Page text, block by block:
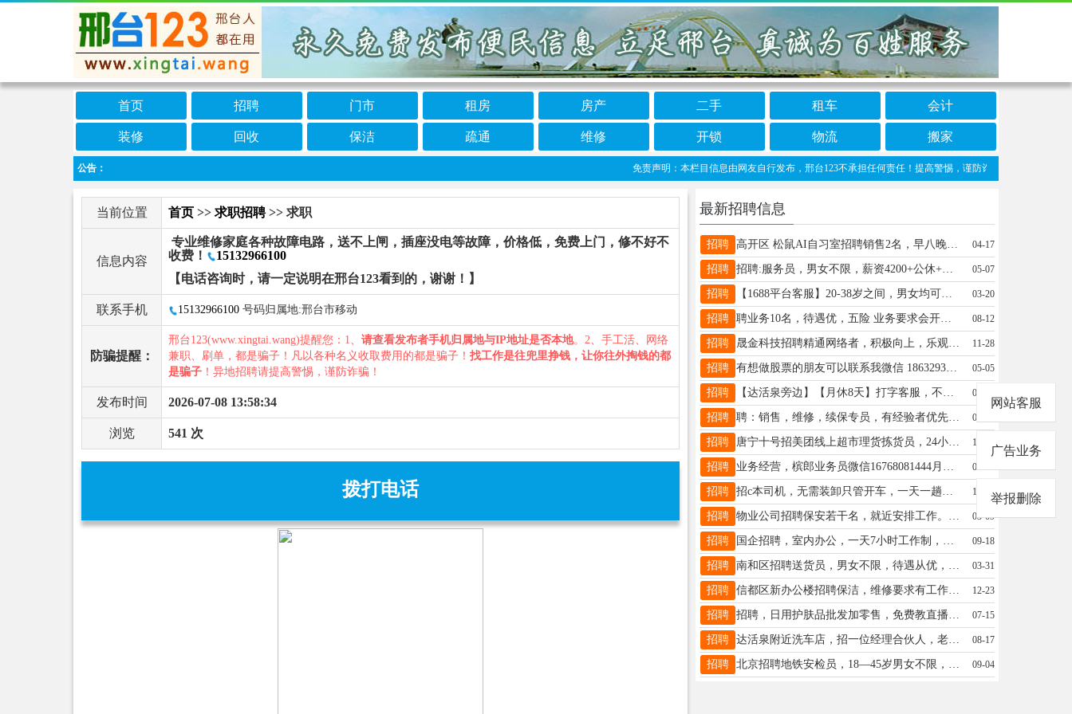
首页 招聘 门市 租房 房产 二手 租车 会计
装修 回收 保洁 疏通 维修 开锁 物流 搬家
公告： 免责声明：本栏目信息由网友自行发布，邢台123不承担任何责任！提高警惕，谨防诈骗！做推广、做信息
当前位置 首页 >> 求职招聘>> 求职
信息内容
专业维修家庭各种故障电路，送不上闸，插座没电等故障，价格低，免费上门，修不好不
收费！
15132966100
【电话咨询时，请一定说明在邢台123看到的，谢谢！】
联系手机 15132966100 号码归属地:邢台市移动
防骗提醒：
邢台123(www.xingtai.wang)提醒您：1、 请查看发布者手机归属地与IP地址是否本地。2、手工活、网络
兼职、刷单，都是骗子！凡以各种名义收取费用的都是骗子！ 找工作是往兜里挣钱，让你往外掏钱的都
是骗子 ！异地招聘请提高警惕，谨防诈骗！
发布时间 2026-07-08 13:58:34
浏览 541 次
拨打电话
最新招聘信息
招聘 高开区 松鼠AI自习室招聘销售2名，早八晚六，不耽误回家管孩子，有销售经验 3000+提成 13273677639 04-17
招聘 招聘:服务员，男女不限，薪资4200+公休+奖金，包吃住，详询➕微信19263076769 05-07
招聘 【1688平台客服】20-38岁之间，男女均可，无需经验，长白班上五险有法休，月入4-8千有保底19535691758 03-20
招聘 聘业务10名，待遇优，五险 业务要求会开车，有销售经验2年以上，电话17731939888 08-12
招聘 晟金科技招聘精通网络者，积极向上，乐观开朗，有责任心的应届生，薪资优厚，具体事宜见面详谈，联系电话15175902658 11-28
招聘 有想做股票的朋友可以联系我微信 18632938812 05-05
招聘 【达活泉旁边】【月休8天】打字客服，不加班，提供住宿，联系：16603191755 V 18-35周，高中中专及以上 07-21
招聘 聘：销售，维修，续保专员，有经验者优先，月公休4天，交保险，地址：汽车城国强4S店，电话:13931933850 07-27
招聘 唐宁十号招美团线上超市理货拣货员，24小时营业能接受夜班公休两天，要长期！月薪3000+联系13292195777 11-10
招聘 业务经营，槟郎业务员微信16768081444月入过万不是梦 03-10
招聘 招c本司机，无需装卸只管开车，一天一趟，公休三天，仓对仓跑，18731956955同步 10-28
招聘 物业公司招聘保安若干名，就近安排工作。联系方式19103244441贾经理 03-09
招聘 国企招聘，室内办公，一天7小时工作制，周末双休，法定节假日休息，地址：泉北西大街与兴达路交叉口15103395525 09-18
招聘 南和区招聘送货员，男女不限，待遇从优，联系电话：18631982811 03-31
招聘 信都区新办公楼招聘保洁，维修要求有工作经验，有电工证位置泉北西大街与冶金路附近15614263332 12-23
招聘 招聘，日用护肤品批发加零售，免费教直播带货，Ai数字人直播，工资日结，电15832919099.微信同号 07-15
招聘 达活泉附近洗车店，招一位经理合伙人，老板没有时间打理，公司项目太多，有考虑创业，积累资金的可以联系， 08-17
招聘 北京招聘地铁安检员，18—45岁男女不限，巡逻员55岁以下，工资每天240-300元加班费，管吃住13730383868 09-04
网站客服
广告业务
举报删除